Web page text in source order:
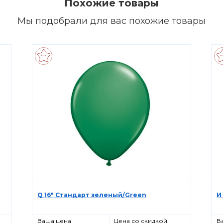
Похожие товары
Мы подобрали для вас похожие товары
Q 16" Стандарт зеленый/Green
Ваша цена Цена со скидкой
И